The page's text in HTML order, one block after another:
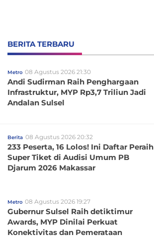
BERITA TERBARU
Metro 08 Agustus 2026 21:30
Andi Sudirman Raih Penghargaan
Infrastruktur, MYP Rp3,7 Triliun Jadi
Andalan Sulsel
Berita 08 Agustus 2026 20:32
233 Peserta, 16 Lolos! Ini Daftar Peraih
Super Tiket di Audisi Umum PB
Djarum 2026 Makassar
Metro 08 Agustus 2026 19:27
Gubernur Sulsel Raih detiktimur
Awards, MYP Dinilai Perkuat
Konektivitas dan Pemerataan